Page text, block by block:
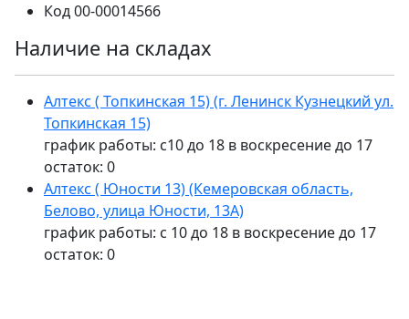
Код00-00014566
Наличие на складах
Алтекс ( Топкинская 15) (г. Ленинск Кузнецкий ул.
Топкинская 15)
график работы: с10 до 18 в воскресение до 17
остаток: 0
Алтекс ( Юности 13) (Кемеровская область,
Белово, улица Юности, 13А)
график работы: с 10 до 18 в воскресение до 17
остаток: 0